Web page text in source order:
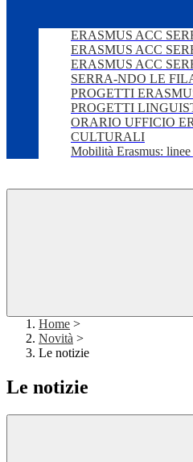
ERASMUS ACC
ERASMUS ACC
ERASMUS ACC
SERRA-NDO LE
PROGETTI
PROGETTI
ORARIO UFFICIO
CULTURALI
Mobilità Erasmus:
Home >
Novità >
Le notizie
Le notizie